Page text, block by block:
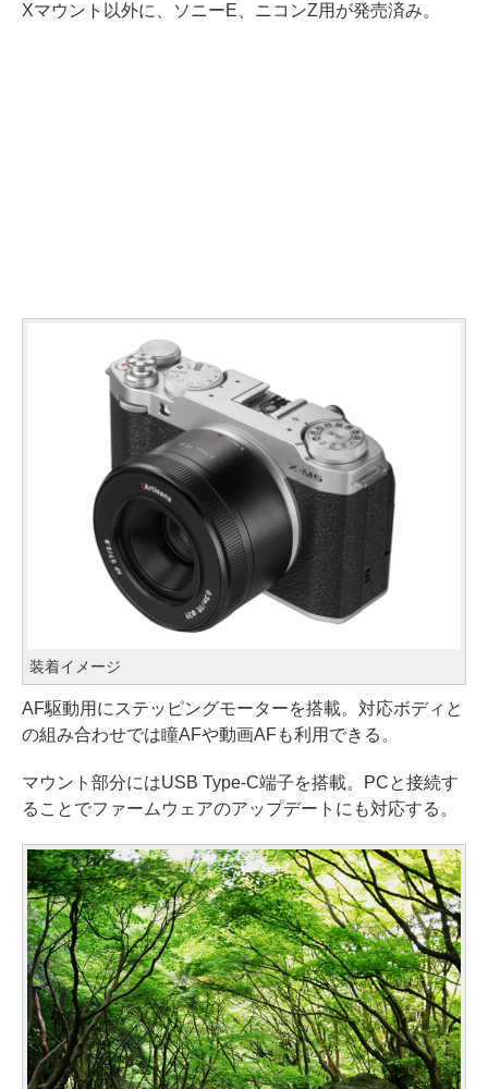
Xマウント以外に、ソニーE、ニコンZ用が発売済み。
装着イメージ
AF駆動用にステッピングモーターを搭載。対応ボディと
の組み合わせでは瞳AFや動画AFも利用できる。
マウント部分にはUSB Type-C端子を搭載。PCと接続す
ることでファームウェアのアップデートにも対応する。